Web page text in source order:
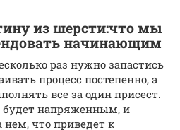
из шерсти:что мы
начинающим
раз нужно запастись
процесс постепенно, а
все за один присест.
будет напряженным, и
нем, что приведет к